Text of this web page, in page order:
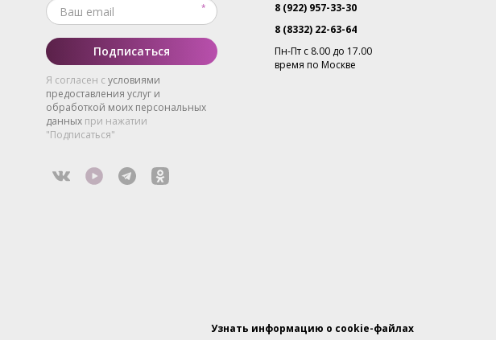
Подписаться
Я согласен с условиями
предоставления услуг и
обработкой моих персональных
данныхпри нажатии
"Подписаться"
8 (922) 957-33-30
8 (8332) 22-63-64
Пн-Пт с 8.00 до 17.00
время по Москве
Узнать информацию о cookie-файлах